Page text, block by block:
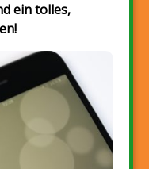
ein tolles,